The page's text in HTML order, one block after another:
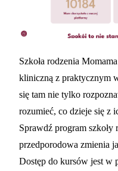
Szkoła rodzenia
kliniczną z praktycznym
się tam nie tylko
rozumieć, co dzieje się z
Sprawdź program szkoły
przedporodowa zmienia
Dostęp do kursów jest w